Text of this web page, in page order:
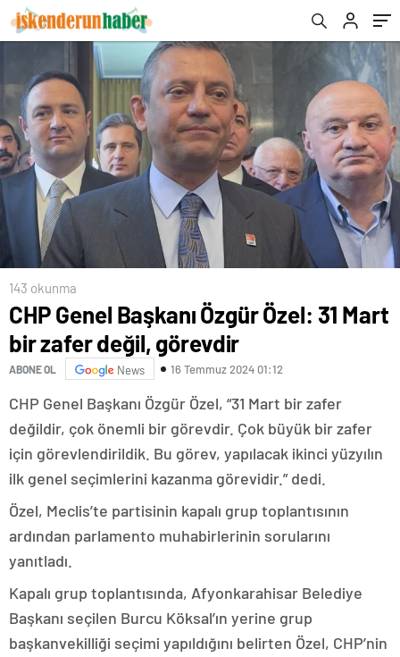
143 okunma
CHP Genel Başkanı Özgür Özel: 31 Mart
bir zafer değil, görevdir
ABONE OL News 16 Temmuz 2024 01:12
CHP Genel Başkanı Özgür Özel, “31 Mart bir zafer
değildir, çok önemli bir görevdir. Çok büyük bir zafer
için görevlendirildik. Bu görev, yapılacak ikinci yüzyılın
ilk genel seçimlerini kazanma görevidir.” dedi.
Özel, Meclis’te partisinin kapalı grup toplantısının
ardından parlamento muhabirlerinin sorularını
yanıtladı.
Kapalı grup toplantısında, Afyonkarahisar Belediye
Başkanı seçilen Burcu Köksal’ın yerine grup
başkanvekilliği seçimi yapıldığını belirten Özel, CHP’nin